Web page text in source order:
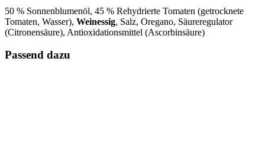
50 % Sonnenblumenöl, 45 % Rehydrierte Tomaten (getrocknete
Tomaten, Wasser), Weinessig, Salz, Oregano, Säureregulator
(Citronensäure), Antioxidationsmittel (Ascorbinsäure)
Passend dazu